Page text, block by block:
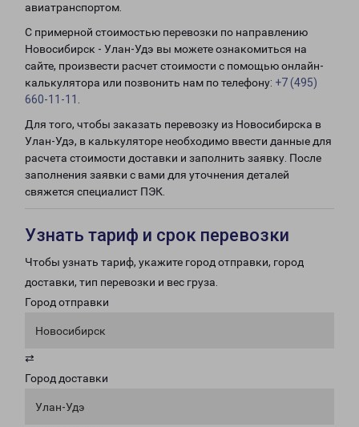
авиатранспортом.
С примерной стоимостью перевозки по направлению
Новосибирск - Улан-Удэ вы можете ознакомиться на
сайте, произвести расчет стоимости с помощью онлайн-
калькулятора или позвонить нам по телефону: +7 (495)
660-11-11
Для того, чтобы заказать перевозку из Новосибирска в
Улан-Удэ, в калькуляторе необходимо ввести данные для
расчета стоимости доставки и заполнить заявку. После
заполнения заявки с вами для уточнения деталей
свяжется специалист ПЭК.
Узнать тариф и срок перевозки
Чтобы узнать тариф, укажите город отправки, город
доставки, тип перевозки и вес груза.
Город отправки
Новосибирск
⇄
Город доставки
Улан-Удэ